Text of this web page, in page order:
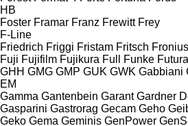
HB
Foster Framar Franz Frewitt Frey
F-Line
Friedrich Friggi Fristam Fritsch Fronius
Fuji Fujifilm Fujikura Full Funke Futura
GHH GMG GMP GUK GWK Gabbiani
EM
Gamma Gantenbein Garant Gardner
Gasparini Gastrorag Gecam Geho
Geko Gema Geminis GenPower